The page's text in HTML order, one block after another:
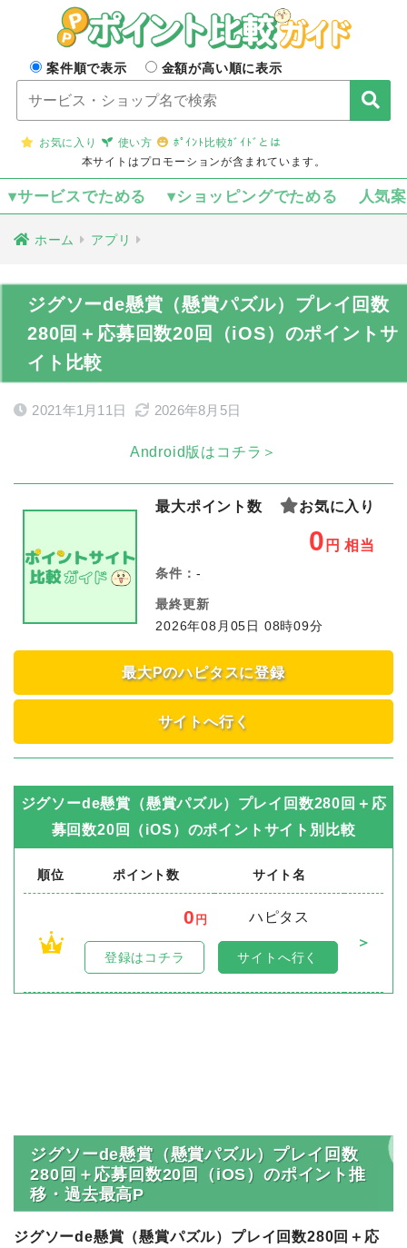
案件順で表示 金額が高い順に表示
お気に入り 使い方
ﾎﾟｲﾝﾄ比較ｶﾞｲﾄﾞとは
本サイトはプロモーションが含まれています。
▾サービスでためる ▾ショッピングでためる 人気
ホーム アプリ
ジグソーde懸賞（懸賞パズル）プレイ回数
280回＋応募回数20回（iOS）のポイントサ
イト比較
2021年1月11日 2026年8月5日
Android版はコチラ＞
最大ポイント数 お気に入り
0 円 相当
条件： -
最終更新
2026年08月05日 08時09分
最大Pのハピタスに登録
サイトへ行く
ジグソーde懸賞（懸賞パズル）プレイ回数280回＋応
募回数20回（iOS） のポイントサイト別比較
順位 ポイント数 サイト名
1
0 円
ハピタス
＞
登録はコチラ サイトへ行く
ジグソーde懸賞（懸賞パズル）プレイ回数
280回＋応募回数20回（iOS）のポイント推
移・過去最高P
ジグソーde懸賞（懸賞パズル）プレイ回数280回＋応